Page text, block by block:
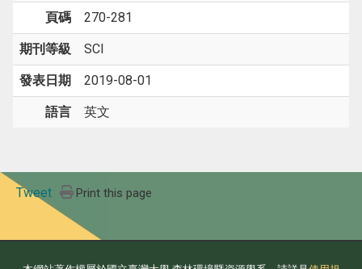
頁碼 270-281
期刊等級 SCI
發表日期 2019-08-01
語言 英文
Tweet Print this page